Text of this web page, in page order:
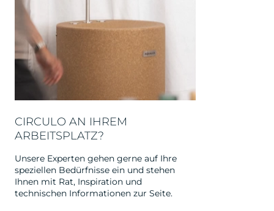
CIRCULO AN IHREM
ARBEITSPLATZ?
Unsere Experten gehen gerne auf Ihre
speziellen Bedürfnisse ein und stehen
Ihnen mit Rat, Inspiration und
technischen Informationen zur Seite.